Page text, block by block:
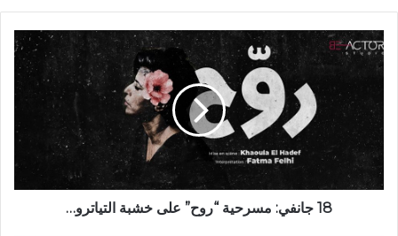
18 جانفي: مسرحية “روح” على خشبة التياترو…